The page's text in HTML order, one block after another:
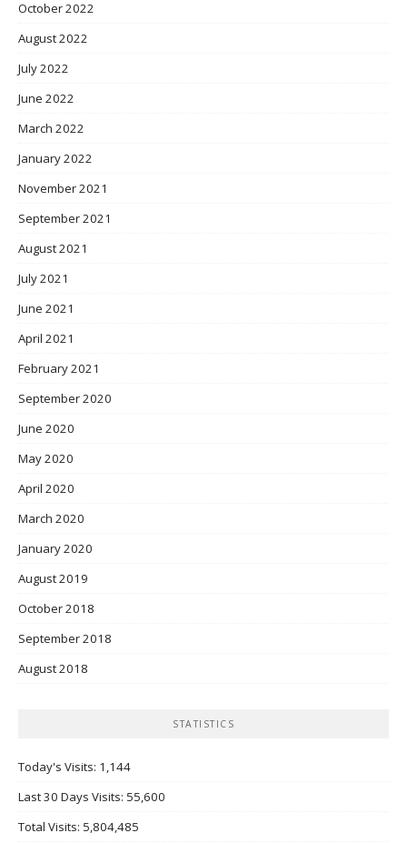
October 2022
August 2022
July 2022
June 2022
March 2022
January 2022
November 2021
September 2021
August 2021
July 2021
June 2021
April 2021
February 2021
September 2020
June 2020
May 2020
April 2020
March 2020
January 2020
August 2019
October 2018
September 2018
August 2018
STATISTICS
Today's Visits: 1,144
Last 30 Days Visits: 55,600
Total Visits: 5,804,485